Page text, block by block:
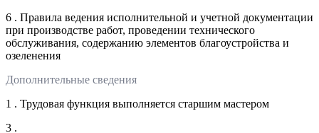
6 . Правила ведения исполнительной и учетной документации
при производстве работ, проведении технического
обслуживания, содержанию элементов благоустройства и
озеленения
Дополнительные сведения
1 . Трудовая функция выполняется старшим мастером
3 .